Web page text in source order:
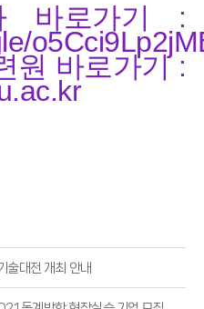
바로가기 :
원 바로가기 :
술대전 개최 안내